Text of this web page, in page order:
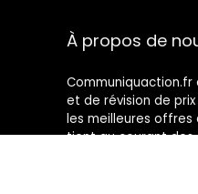
À propos de
et de révision de
les meilleures offres
tient au courant des